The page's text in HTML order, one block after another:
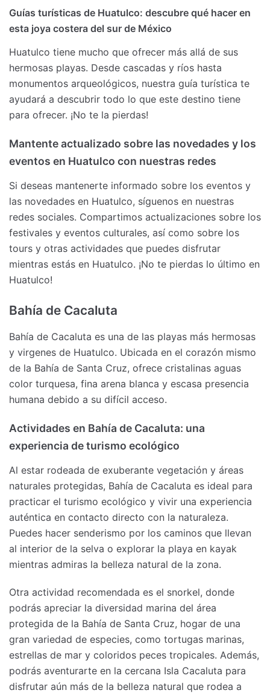
Guías turísticas de Huatulco: descubre qué hacer en
esta joya costera del sur de México
Huatulco tiene mucho que ofrecer más allá de sus
hermosas playas. Desde cascadas y ríos hasta
monumentos arqueológicos, nuestra guía turística te
ayudará a descubrir todo lo que este destino tiene
para ofrecer. ¡No te la pierdas!
Mantente actualizado sobre las novedades y los
eventos en Huatulco con nuestras redes
Si deseas mantenerte informado sobre los eventos y
las novedades en Huatulco, síguenos en nuestras
redes sociales. Compartimos actualizaciones sobre los
festivales y eventos culturales, así como sobre los
tours y otras actividades que puedes disfrutar
mientras estás en Huatulco. ¡No te pierdas lo último en
Huatulco!
Bahía de Cacaluta
Bahía de Cacaluta es una de las playas más hermosas
y virgenes de Huatulco. Ubicada en el corazón mismo
de la Bahía de Santa Cruz, ofrece cristalinas aguas
color turquesa, fina arena blanca y escasa presencia
humana debido a su difícil acceso.
Actividades en Bahía de Cacaluta: una
experiencia de turismo ecológico
Al estar rodeada de exuberante vegetación y áreas
naturales protegidas, Bahía de Cacaluta es ideal para
practicar el turismo ecológico y vivir una experiencia
auténtica en contacto directo con la naturaleza.
Puedes hacer senderismo por los caminos que llevan
al interior de la selva o explorar la playa en kayak
mientras admiras la belleza natural de la zona.
Otra actividad recomendada es el snorkel, donde
podrás apreciar la diversidad marina del área
protegida de la Bahía de Santa Cruz, hogar de una
gran variedad de especies, como tortugas marinas,
estrellas de mar y coloridos peces tropicales. Además,
podrás aventurarte en la cercana Isla Cacaluta para
disfrutar aún más de la belleza natural que rodea a